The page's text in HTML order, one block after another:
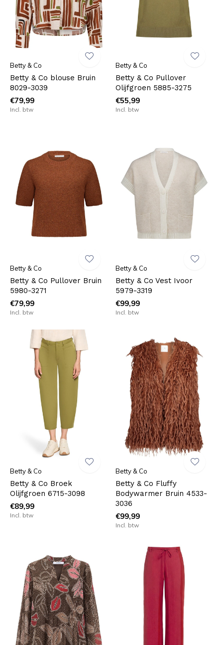
Betty & Co
Betty & Co blouse Bruin
8029-3039
€79,99
Incl. btw
Betty & Co
Betty & Co Pullover
Olijfgroen 5885-3275
€55,99
Incl. btw
Betty & Co
Betty & Co Pullover Bruin
5980-3271
€79,99
Incl. btw
Betty & Co
Betty & Co Vest Ivoor
5979-3319
€99,99
Incl. btw
Betty & Co
Betty & Co Broek
Olijfgroen 6715-3098
€89,99
Incl. btw
Betty & Co
Betty & Co Fluffy
Bodywarmer Bruin 4533-
3036
€99,99
Incl. btw